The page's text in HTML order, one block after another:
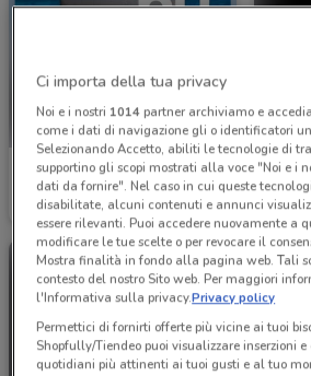
Permaflex
Scade il 19/08 3 km Scade
Ci importa della tua privacy
Noi e i nostri 1014partner archiviamo e
come i dati di navigazione gli o identificatori
Selezionando Accetto, abiliti le tecnologie di
supportino gli scopi mostrati alla voce "Noi e i
dati da fornire". Nel caso in cui queste
disabilitate, alcuni contenuti e annunci
essere rilevanti. Puoi accedere nuovamente a
modificare le tue scelte o per revocare il
Mostra finalità in fondo alla pagina web. Tali
contesto del nostro Sito web. Per maggiori
l'Informativa sulla privacy.Privacy policy
Permettici di fornirti offerte più vicine ai tuoi
Shopfully/Tiendeo puoi visualizzare inserzioni
quotidiani più attinenti ai tuoi gusti e al tuo